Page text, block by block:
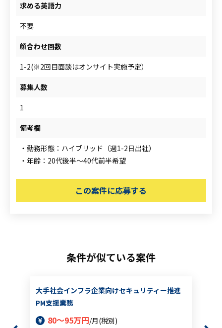
求める英語力
不要
顔合わせ回数
1-2(※2回目面談はオンサイト実施予定）
募集人数
1
備考欄
・勤務形態：ハイブリッド（週1-2日出社）
・年齢：20代後半～40代前半希望
この案件に応募する
条件が似ている案件
大手社会インフラ企業向けセキュリティー推進
PM支援業務
80～95万円/月(税別)